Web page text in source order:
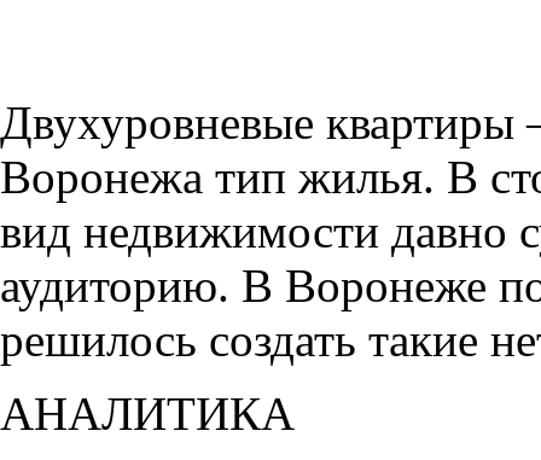
Двухуровневые квартиры
Воронежа тип жилья. В
вид недвижимости давно
аудиторию. В Воронеже
решилось создать такие
АНАЛИТИКА